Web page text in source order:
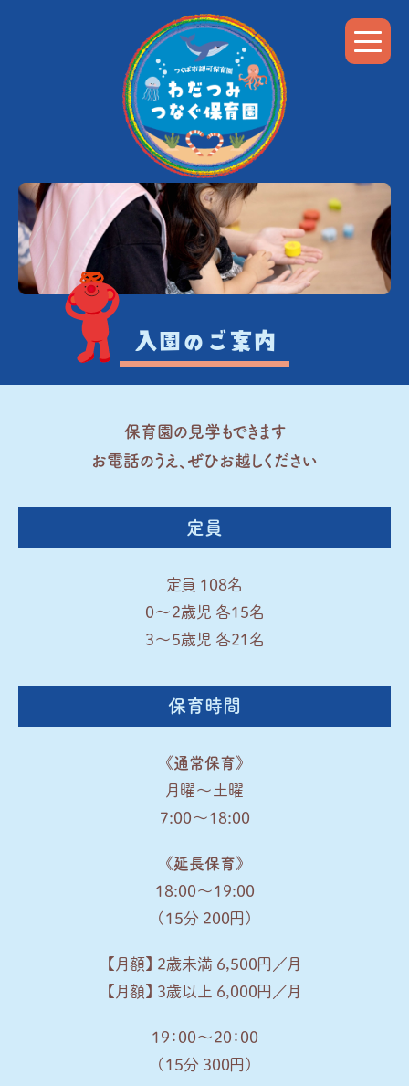
t
o
g
a
o
n
入園のご案内
保育園の見学もできます
お電話のうえ、ぜひお越しください
定員
定員 108名
0〜2歳児 各15名
3〜5歳児 各21名
保育時間
《通常保育》
月曜〜土曜
7:00～18:00
《延長保育》
18:00～19:00
（15分 200円）
【月額】 2歳未満 6,500円／月
【月額】 3歳以上 6,000円／月
19：00～20：00
（15分 300円）